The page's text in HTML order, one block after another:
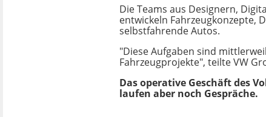
Die Teams aus Designern,
entwickeln Fahrzeugkonzepte,
selbstfahrende Autos.
"Diese Aufgaben sind
Fahrzeugprojekte", teilte VW
Das operative Geschäft des
laufen aber noch Gespräche.